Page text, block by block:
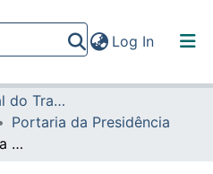
Log In(current)
Tribunal Regional do Trabalho da 16ª Região
Portaria da Presidência
Portaria da Presidência nº 39/2010 (12853)